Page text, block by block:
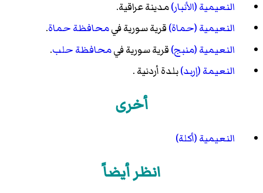
النعيمية (الأنبار)مدينة عراقية.
النعيمية (حماة)قرية سورية فيمحافظة حماة.
النعيمية (منبج)قرية سورية فيمحافظة حلب.
النعيمة (إربد)بلدة أردنية .
أخرى
النعيمية (أكلة)
انظر أيضاً